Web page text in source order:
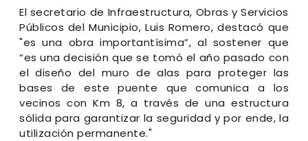
El secretario de Infraestructura, Obras y Servicios
Públicos del Municipio, Luis Romero, destacó que
"es una obra importantísima”, al sostener que
“es una decisión que se tomó el año pasado con
el diseño del muro de alas para proteger las
bases de este puente que comunica a los
vecinos con Km 8, a través de una estructura
sólida para garantizar la seguridad y por ende, la
utilización permanente."